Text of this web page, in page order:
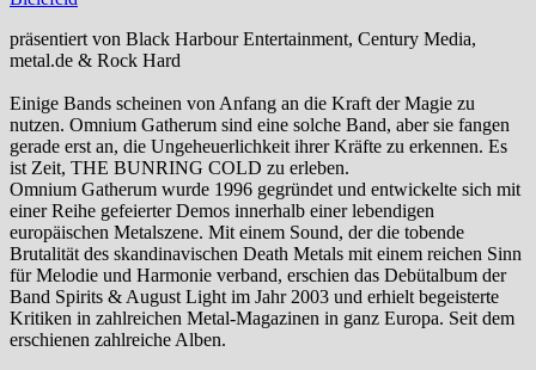
präsentiert von Black Harbour Entertainment, Century Media,
metal.de & Rock Hard
Einige Bands scheinen von Anfang an die Kraft der Magie zu
nutzen. Omnium Gatherum sind eine solche Band, aber sie fangen
gerade erst an, die Ungeheuerlichkeit ihrer Kräfte zu erkennen. Es
ist Zeit, THE BUNRING COLD zu erleben.
Omnium Gatherum wurde 1996 gegründet und entwickelte sich mit
einer Reihe gefeierter Demos innerhalb einer lebendigen
europäischen Metalszene. Mit einem Sound, der die tobende
Brutalität des skandinavischen Death Metals mit einem reichen Sinn
für Melodie und Harmonie verband, erschien das Debütalbum der
Band Spirits & August Light im Jahr 2003 und erhielt begeisterte
Kritiken in zahlreichen Metal-Magazinen in ganz Europa. Seit dem
erschienen zahlreiche Alben.